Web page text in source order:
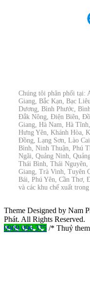
Chúng tôi phân phối tại:
Giang, Bắc Kạn, Bạc
Dương, Bình Phước,
Đắk Nông, Điện Biên,
Giang, Hà Nam, Hà
Hưng Yên, Khánh Hòa,
Đồng, Lạng Sơn, Lào
Bình, Ninh Thuận, Phú
Ngãi, Quảng Ninh,
Thái Bình, Thái Nguyên,
Giang, Trà Vinh, Tuyên
Bái, Phú Yên, Cần Thơ,
và các khu chế xuất trong
Theme Designed by Nam
Phát. All Rights Reserved.
0909 096 375 /* Thuỷ